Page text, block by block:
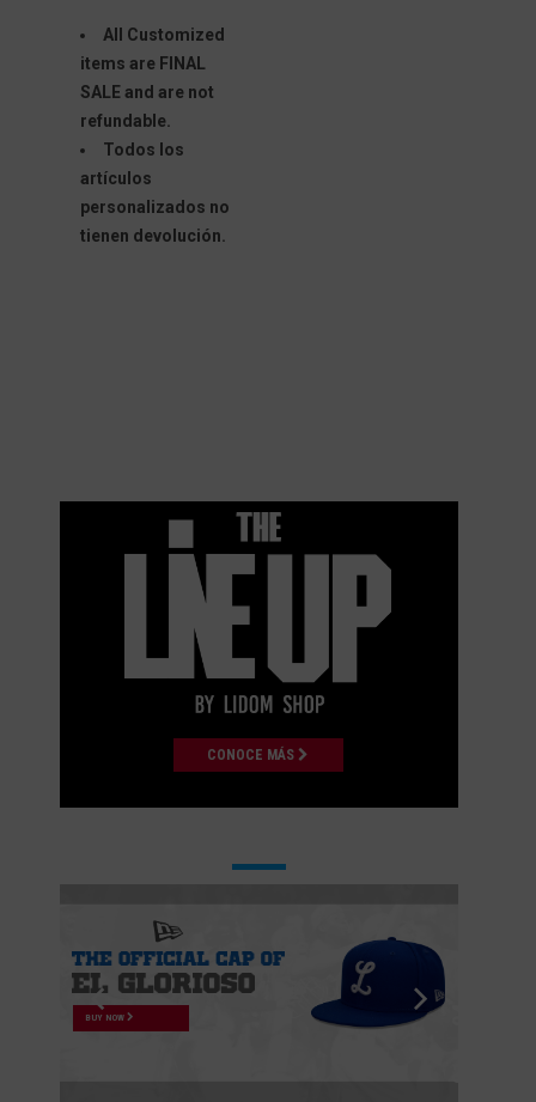
All Customized
items are FINAL
SALE and are not
refundable.
Todos los
artículos
personalizados no
tienen devolución.
CONOCE MÁS
BUY NOW